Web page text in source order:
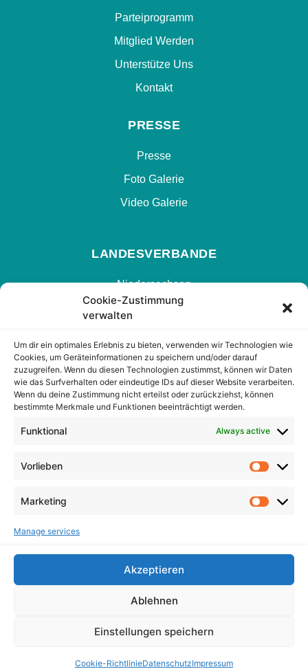
Cookie-Zustimmung
verwalten
Um dir ein optimales Erlebnis zu bieten, verwenden wir Technologien wie
Cookies, um Geräteinformationen zu speichern und/oder darauf
zuzugreifen. Wenn du diesen Technologien zustimmst, können wir Daten
wie das Surfverhalten oder eindeutige IDs auf dieser Website verarbeiten.
Wenn du deine Zustimmung nicht erteilst oder zurückziehst, können
bestimmte Merkmale und Funktionen beeinträchtigt werden.
Funktional Always active
Vorlieben
Marketing
Manage services
Akzeptieren
Ablehnen
Einstellungen speichern
Cookie-RichtlinieDatenschutzImpressum
Parteiprogramm
Mitglied Werden
Unterstütze Uns
Kontakt
PRESSE
Presse
Foto Galerie
Video Galerie
LANDESVERBANDE
Niedersachsen
Hamburg
Hessen
Berlin
FOLGEN SIE UNS
Datenschutz Cookie Richtlinien (EU)